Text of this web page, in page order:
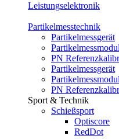
Leistungselektronik
Partikelmesstechnik
Partikelmessgerät
PN
Partikelmessgerät
PN
Sport & Technik
Schießsport
Optiscore
RedDot